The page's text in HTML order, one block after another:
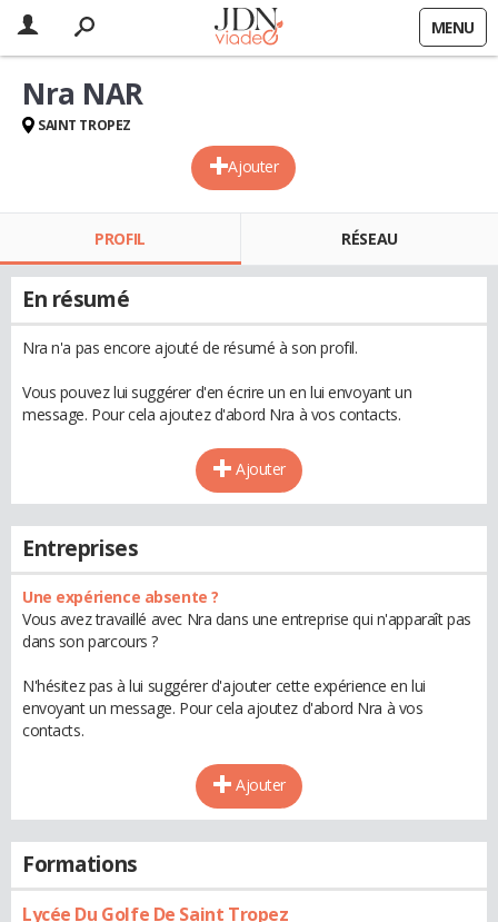
MENU
Ajouter
Nra NAR
SAINT TROPEZ
PROFIL RÉSEAU
En résumé
Nra n'a pas encore ajouté de résumé à son profil.
Vous pouvez lui suggérer d'en écrire un en lui envoyant un
message. Pour cela ajoutez d'abord Nra à vos contacts.
Ajouter
Entreprises
Une expérience absente ?
Vous avez travaillé avec Nra dans une entreprise qui n'apparaît pas
dans son parcours ?
N'hésitez pas à lui suggérer d'ajouter cette expérience en lui
envoyant un message. Pour cela ajoutez d'abord Nra à vos
contacts.
Ajouter
Formations
Lycée Du Golfe De Saint Tropez